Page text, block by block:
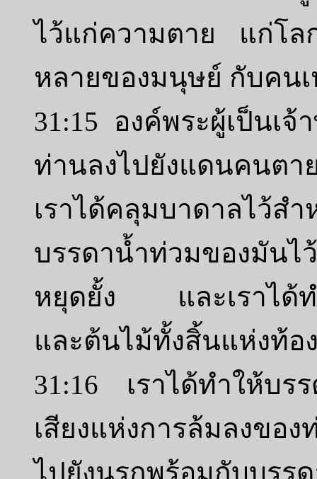
ไว้แก่ความตาย แก่โล
หลายของมนุษย์ กับคน
31:15 องค์พระผู้เป็นเจ้
ท่านลงไปยังแดนคนต
เราได้คลุมบาดาลไว้
บรรดาน้ำท่วมของมันไ
หยุดยั้ง และเราได้ท
และต้นไม้ทั้งสิ้นแห่งท้อ
31:16 เราได้ทำให้บร
เสียงแห่งการล้มลงขอ
ไปยังนรกพร้อมกับบรร